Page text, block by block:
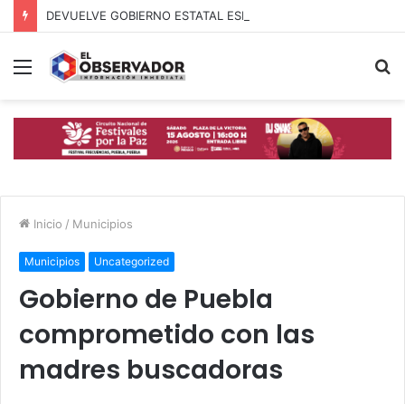
Menú
Inicio / Municipios
Municipios Uncategorized
Gobierno de Puebla
comprometido con las
madres buscadoras